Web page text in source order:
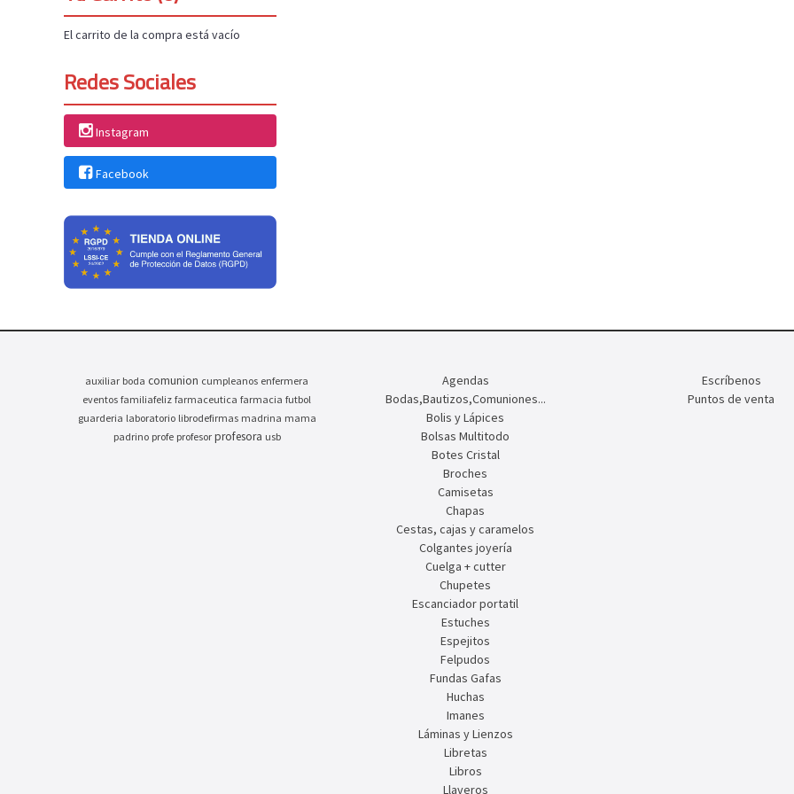
El carrito de la compra está vacío
Redes Sociales
Instagram
Facebook
auxiliar boda comunion cumpleanos enfermera
eventos familiafeliz farmaceutica farmacia futbol
guarderia laboratorio librodefirmas madrina mama
padrino profe profesor profesora usb
Agendas
Bodas,Bautizos,Comuniones...
Bolis y Lápices
Bolsas Multitodo
Botes Cristal
Broches
Camisetas
Chapas
Cestas, cajas y caramelos
Colgantes joyería
Cuelga + cutter
Chupetes
Escanciador portatil
Estuches
Espejitos
Felpudos
Fundas Gafas
Huchas
Imanes
Láminas y Lienzos
Libretas
Libros
Llaveros
Escríbenos
Puntos de venta